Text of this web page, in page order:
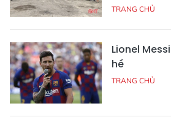
TRANG CHỦ
Lionel
hề
TRANG CHỦ